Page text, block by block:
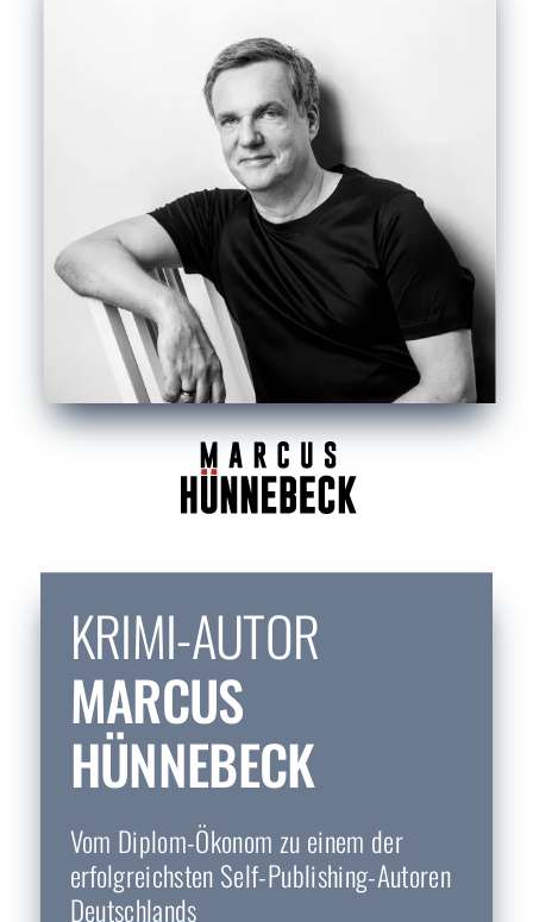
KRIMI-AUTOR
MARCUS
HÜNNEBECK
Vom Diplom-Ökonom zu einem der
erfolgreichsten Self-Publishing-Autoren
Deutschlands